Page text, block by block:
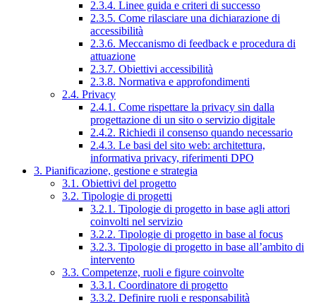
2.3.4. Linee guida e criteri di successo
2.3.5. Come rilasciare una dichiarazione di
accessibilità
2.3.6. Meccanismo di feedback e procedura di
attuazione
2.3.7. Obiettivi accessibilità
2.3.8. Normativa e approfondimenti
2.4. Privacy
2.4.1. Come rispettare la privacy sin dalla
progettazione di un sito o servizio digitale
2.4.2. Richiedi il consenso quando necessario
2.4.3. Le basi del sito web: architettura,
informativa privacy, riferimenti DPO
3. Pianificazione, gestione e strategia
3.1. Obiettivi del progetto
3.2. Tipologie di progetti
3.2.1. Tipologie di progetto in base agli attori
coinvolti nel servizio
3.2.2. Tipologie di progetto in base al focus
3.2.3. Tipologie di progetto in base all’ambito di
intervento
3.3. Competenze, ruoli e figure coinvolte
3.3.1. Coordinatore di progetto
3.3.2. Definire ruoli e responsabilità